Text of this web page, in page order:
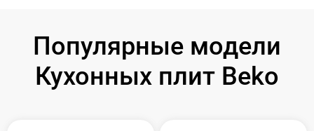
Популярные модели
Кухонных плит Beko